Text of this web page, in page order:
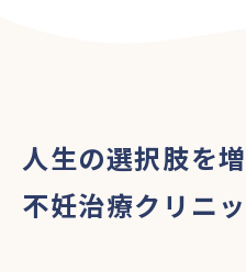
人生の選択肢を
不妊治療クリニ